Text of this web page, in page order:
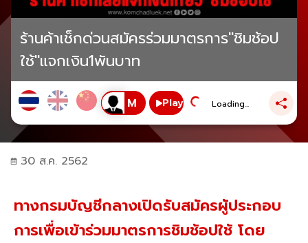
ร้านค้าเช็กด่วนสมัครร่วมมาตรการ"ชิมช้อป
ใช้"แจกเงิน1พันบาท
Play Loading...
30 ส.ค. 2562
ทางกรมบัญชีกลางเปิดรับสมัครผู้ประกอบ
การเพื่อเข้าร่วมมาตรการชิมช้อปใช้ โดย